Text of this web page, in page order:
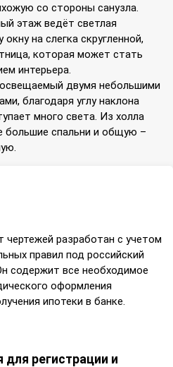
со стороны санузла.
этаж ведёт светлая
на слегка скругленной,
которая может стать
интерьера.
двумя небольшими
благодаря углу наклона
много света. Из холла
большие спальни и общую –
разработан с учетом
правил под российский
содержит все необходимое
оформления
ипотеки в банке.
регистрации и